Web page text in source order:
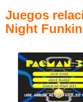
Juegos
Night